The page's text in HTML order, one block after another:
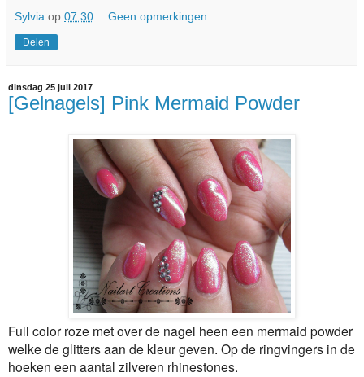
Sylvia op 07:30 Geen opmerkingen:
Delen
dinsdag 25 juli 2017
[Gelnagels] Pink Mermaid Powder
Full color roze met over de nagel heen een mermaid powder
welke de glitters aan de kleur geven. Op de ringvingers in de
hoeken een aantal zilveren rhinestones.